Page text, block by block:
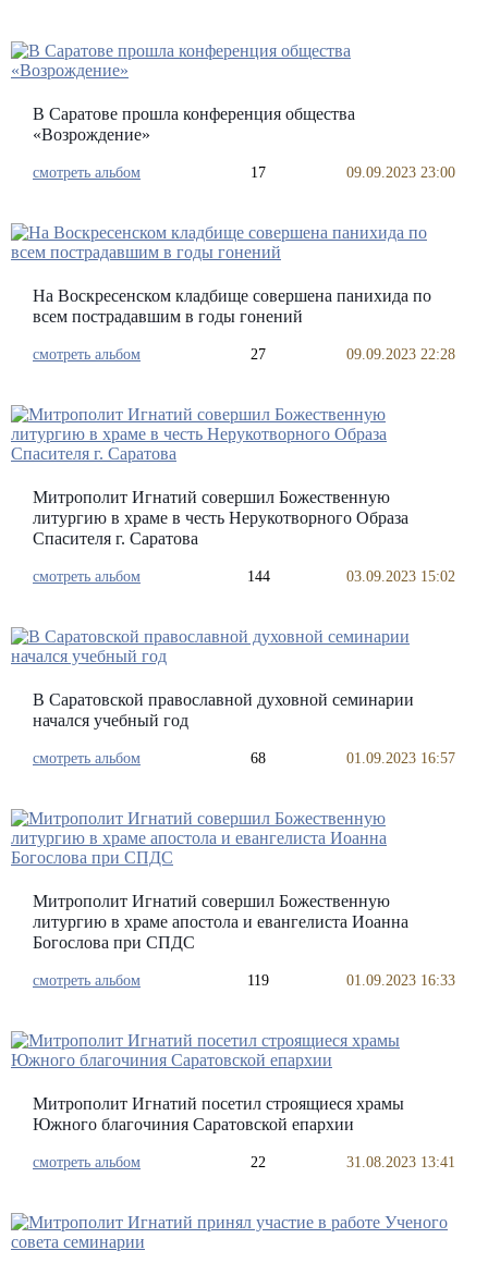
В Саратове прошла конференция общества
«Возрождение»
смотреть альбом 17 09.09.2023 23:00
На Воскресенском кладбище совершена панихида по
всем пострадавшим в годы гонений
смотреть альбом 27 09.09.2023 22:28
Митрополит Игнатий совершил Божественную
литургию в храме в честь Нерукотворного Образа
Спасителя г. Саратова
смотреть альбом 144 03.09.2023 15:02
В Саратовской православной духовной семинарии
начался учебный год
смотреть альбом 68 01.09.2023 16:57
Митрополит Игнатий совершил Божественную
литургию в храме апостола и евангелиста Иоанна
Богослова при СПДС
смотреть альбом 119 01.09.2023 16:33
Митрополит Игнатий посетил строящиеся храмы
Южного благочиния Саратовской епархии
смотреть альбом 22 31.08.2023 13:41